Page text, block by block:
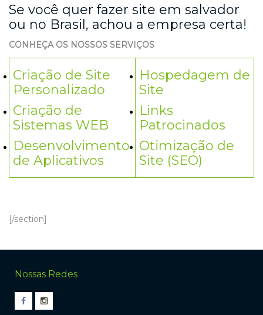
Se você quer fazer site em salvador
ou no Brasil, achou a empresa certa!
CONHEÇA OS NOSSOS SERVIÇOS
Criação de Site
Personalizado
Criação de
Sistemas WEB
Desenvolvimento
de Aplicativos
Hospedagem de
Site
Links
Patrocinados
Otimização de
Site (SEO)
[/section]
Nossas Redes